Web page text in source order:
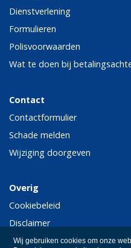
Wij gebruiken cookies om onze
Dienstverlening
Formulieren
Polisvoorwaarden
Wat te doen bij
Contact
Contactformulier
Schade melden
Wijziging doorgeven
Overig
Cookiebeleid
Disclaimer
Privacy